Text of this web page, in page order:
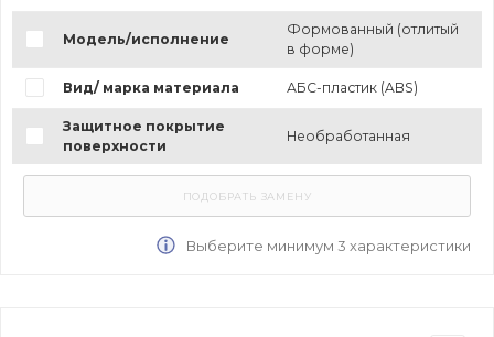
Модель/исполнение
Формованный (отлитый
в форме)
Вид/ марка материала АБС-пластик (ABS)
Защитное покрытие
поверхности
Необработанная
Выберите минимум 3 характеристики